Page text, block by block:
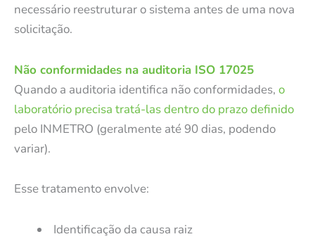
necessário reestruturar o sistema antes de uma nova
solicitação.
Não conformidades na auditoria ISO 17025
Quando a auditoria identifica não conformidades, o
laboratório precisa tratá-las dentro do prazo definido
pelo INMETRO (geralmente até 90 dias, podendo
variar).
Esse tratamento envolve:
Identificação da causa raiz